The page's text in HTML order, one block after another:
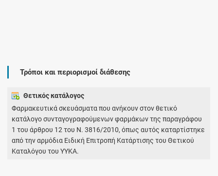
Τρόποι και περιορισμοί διάθεσης
Θετικός κατάλογος
Φαρμακευτικά σκευάσματα που ανήκουν στον θετικό
κατάλογο συνταγογραφούμενων φαρμάκων της παραγράφου
1 του άρθρου 12 του Ν. 3816/2010, όπως αυτός καταρτίστηκε
από την αρμόδια Ειδική Επιτροπή Κατάρτισης του Θετικού
Καταλόγου του ΥΥΚΑ.